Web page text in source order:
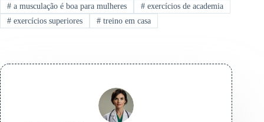
#a musculação é boa para mulheres #exercícios de academia
#exercícios superiores #treino em casa